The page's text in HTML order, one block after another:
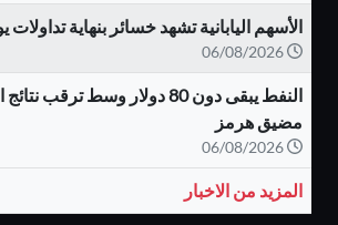
الأسهم اليابانية تشهد خسائر بنهاية
النفط يبقى دون 80 دولار وسط
مضيق هرمز
المزيد من الاخبار